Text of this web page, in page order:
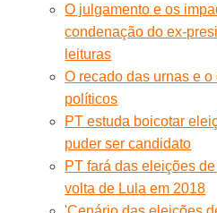
O julgamento e os
condenação do ex-
leituras
O recado das urnas e
políticos
PT estuda boicotar
puder ser candidato
PT fará das eleições
volta de Lula em 2018